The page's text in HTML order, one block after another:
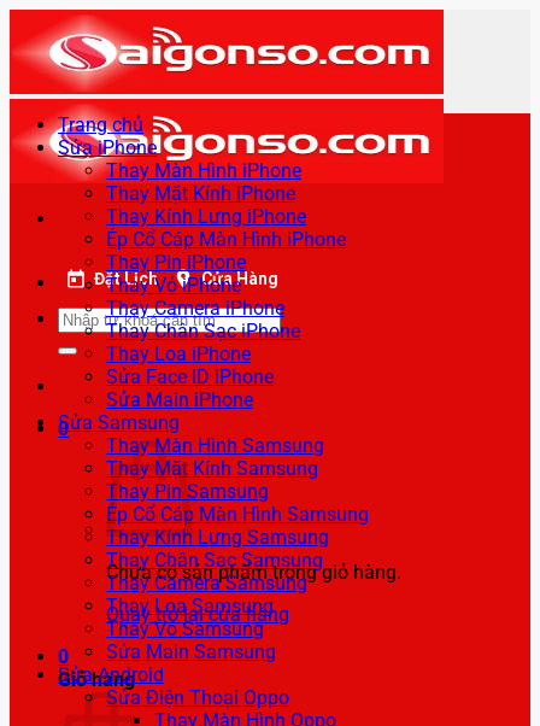
qua
nội
dung
Đặt Lịch Cửa Hàng
Tìm
kiếm:
0
Chưa có sản phẩm trong giỏ hàng.
Quay trở lại cửa hàng
0
Giỏ hàng
Trang chủ
Sửa iPhone
Thay Màn Hình iPhone
Thay Mặt Kính iPhone
Thay Kính Lưng iPhone
Ép Cổ Cáp Màn Hình iPhone
Thay Pin iPhone
Thay Vỏ iPhone
Thay Camera iPhone
Thay Chân Sạc iPhone
Thay Loa iPhone
Sửa Face ID iPhone
Sửa Main iPhone
Sửa Samsung
Thay Màn Hình Samsung
Thay Mặt Kính Samsung
Thay Pin Samsung
Ép Cổ Cáp Màn Hình Samsung
Thay Kính Lưng Samsung
Thay Chân Sạc Samsung
Thay Camera Samsung
Thay Loa Samsung
Thay Vỏ Samsung
Sửa Main Samsung
Sửa Android
Sửa Điện Thoại Oppo
Thay Màn Hình Oppo